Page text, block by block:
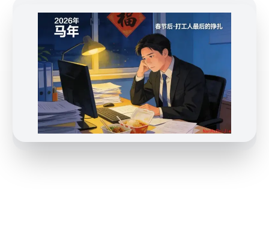
在线工具箱
最热
怀旧游戏厅
在线PDF工具